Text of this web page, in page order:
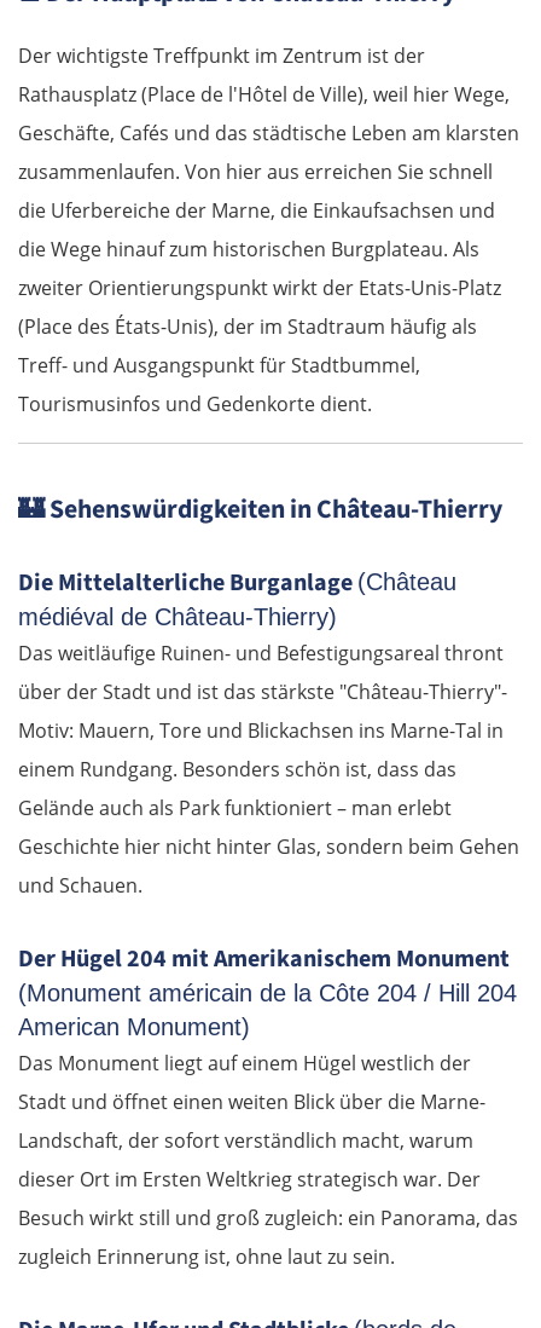
Der wichtigste Treffpunkt im Zentrum ist der
Rathausplatz (Place de l'Hôtel de Ville), weil hier Wege,
Geschäfte, Cafés und das städtische Leben am klarsten
zusammenlaufen. Von hier aus erreichen Sie schnell
die Uferbereiche der Marne, die Einkaufsachsen und
die Wege hinauf zum historischen Burgplateau. Als
zweiter Orientierungspunkt wirkt der Etats-Unis-Platz
(Place des États-Unis), der im Stadtraum häufig als
Treff- und Ausgangspunkt für Stadtbummel,
Tourismusinfos und Gedenkorte dient.
🏰Sehenswürdigkeiten in Château-Thierry
Die Mittelalterliche Burganlage (Château
médiéval de Château-Thierry)
Das weitläufige Ruinen- und Befestigungsareal thront
über der Stadt und ist das stärkste "Château-Thierry"-
Motiv: Mauern, Tore und Blickachsen ins Marne-Tal in
einem Rundgang. Besonders schön ist, dass das
Gelände auch als Park funktioniert – man erlebt
Geschichte hier nicht hinter Glas, sondern beim Gehen
und Schauen.
Der Hügel 204 mit Amerikanischem Monument
(Monument américain de la Côte 204 / Hill 204
American Monument)
Das Monument liegt auf einem Hügel westlich der
Stadt und öffnet einen weiten Blick über die Marne-
Landschaft, der sofort verständlich macht, warum
dieser Ort im Ersten Weltkrieg strategisch war. Der
Besuch wirkt still und groß zugleich: ein Panorama, das
zugleich Erinnerung ist, ohne laut zu sein.